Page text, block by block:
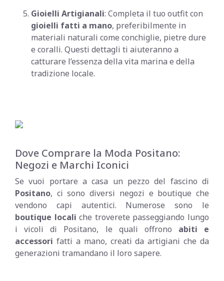
Gioielli Artigianali: Completa il tuo outfit con
gioielli fatti a mano, preferibilmente in
materiali naturali come conchiglie, pietre dure
e coralli. Questi dettagli ti aiuteranno a
catturare l’essenza della vita marina e della
tradizione locale.
Dove Comprare la Moda Positano:
Negozi e Marchi Iconici
Se vuoi portare a casa un pezzo del fascino di
Positano, ci sono diversi negozi e boutique che
vendono capi autentici. Numerose sono le
boutique locali che troverete passeggiando lungo
i vicoli di Positano, le quali offrono abiti e
accessori fatti a mano, creati da artigiani che da
generazioni tramandano il loro sapere.